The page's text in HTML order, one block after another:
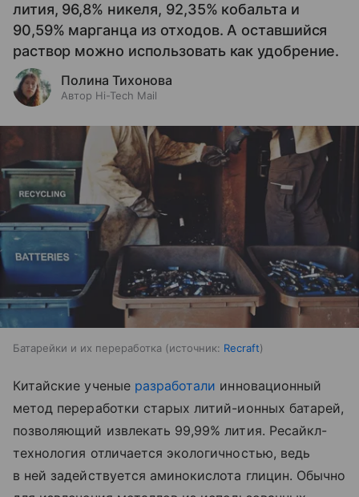
лития, 96,8% никеля, 92,35% кобальта и
90,59% марганца из отходов. А оставшийся
раствор можно использовать как удобрение.
Полина Тихонова
Автор Hi-Tech Mail
Батарейки и их переработка источник: Recraft
Китайские ученые разработали инновационный
метод переработки старых литий-ионных батарей,
позволяющий извлекать 99,99% лития. Ресайкл-
технология отличается экологичностью, ведь
в ней задействуется аминокислота глицин. Обычно